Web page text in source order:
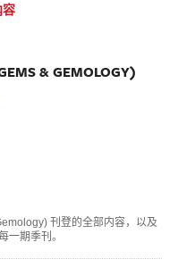
& GEMOLOGY)
刊登的全部内容，以及
一期季刊。